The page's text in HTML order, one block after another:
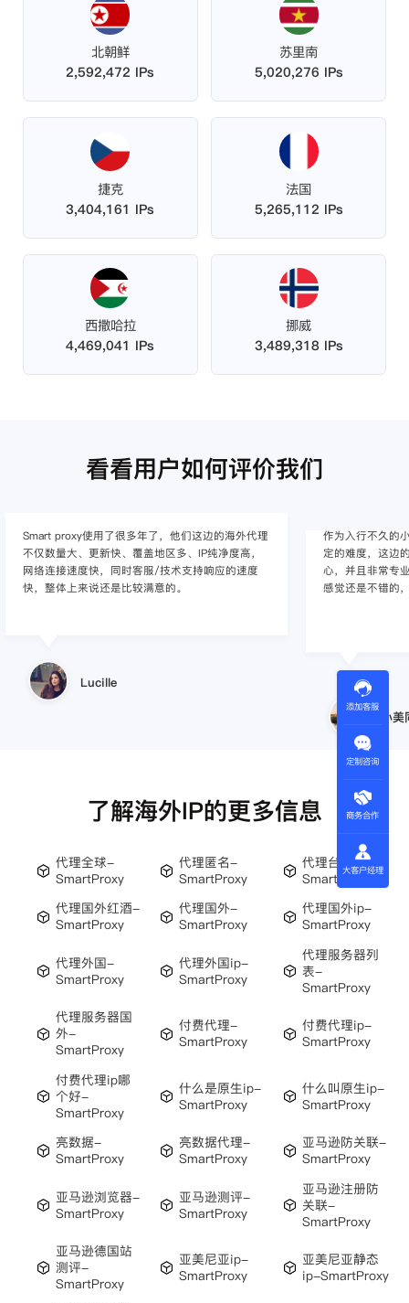
北朝鲜
2,592,472 IPs
苏里南
5,020,276 IPs
捷克
3,404,161 IPs
法国
5,265,112 IPs
西撒哈拉
4,469,041 IPs
挪威
3,489,318 IPs
看看用户如何评价我们
作为入行不久的小白，上手使用Smart proxy会有一
定的难度，这边的客服人员/技术支持人员非常有耐
心，并且非常专业，很快就上手了，使用体验整体
感觉还是不错的，非常推荐身边的同行使用。
小美同学
作为一家跨境电
上面经营着多个
着强烈的需求，
商，不是断网就
王伟
了解海外IP的更多信息
代理全球-
SmartProxy
代理匿名-
SmartProxy
代理台湾ip-
SmartProxy
代理国外红酒-
SmartProxy
代理国外-
SmartProxy
代理国外ip-
SmartProxy
代理外国-
SmartProxy
代理外国ip-
SmartProxy
代理服务器列
表-
SmartProxy
代理服务器国
外-
SmartProxy
付费代理-
SmartProxy
付费代理ip-
SmartProxy
付费代理ip哪
个好-
SmartProxy
什么是原生ip-
SmartProxy
什么叫原生ip-
SmartProxy
亮数据-
SmartProxy
亮数据代理-
SmartProxy
亚马逊防关联-
SmartProxy
亚马逊浏览器-
SmartProxy
亚马逊测评-
SmartProxy
亚马逊注册防
关联-
SmartProxy
亚马逊德国站
测评-
SmartProxy
亚美尼亚ip-
SmartProxy
亚美尼亚静态
ip-SmartProxy
添加客服
定制咨询
商务合作
大客户经理